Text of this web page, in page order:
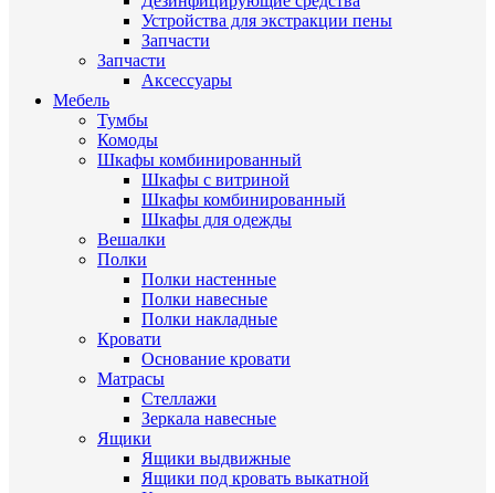
Устройства для экстракции пены
Запчасти
Запчасти
Аксессуары
Мебель
Тумбы
Комоды
Шкафы комбинированный
Шкафы с витриной
Шкафы комбинированный
Шкафы для одежды
Вешалки
Полки
Полки настенные
Полки навесные
Полки накладные
Кровати
Основание кровати
Матрасы
Стеллажи
Зеркала навесные
Ящики
Ящики выдвижные
Ящики под кровать выкатной